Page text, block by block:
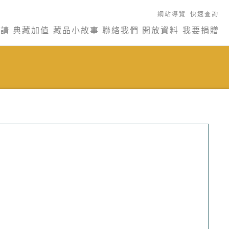
網站導覽 快速查詢
典藏加值 藏品小故事 聯絡我們 開放資料 我要捐贈